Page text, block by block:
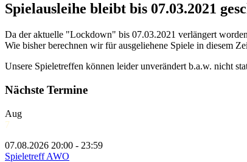
Spielausleihe bleibt bis 07.03.2021
Da der aktuelle "Lockdown" bis 07.03.2021 verlängert
Wie bisher berechnen wir für ausgeliehene Spiele in diesem
Unsere Spieletreffen können leider unverändert b.a.w. nicht
Nächste Termine
Aug
7
07.08.2026 20:00 - 23:59
Spieletreff AWO